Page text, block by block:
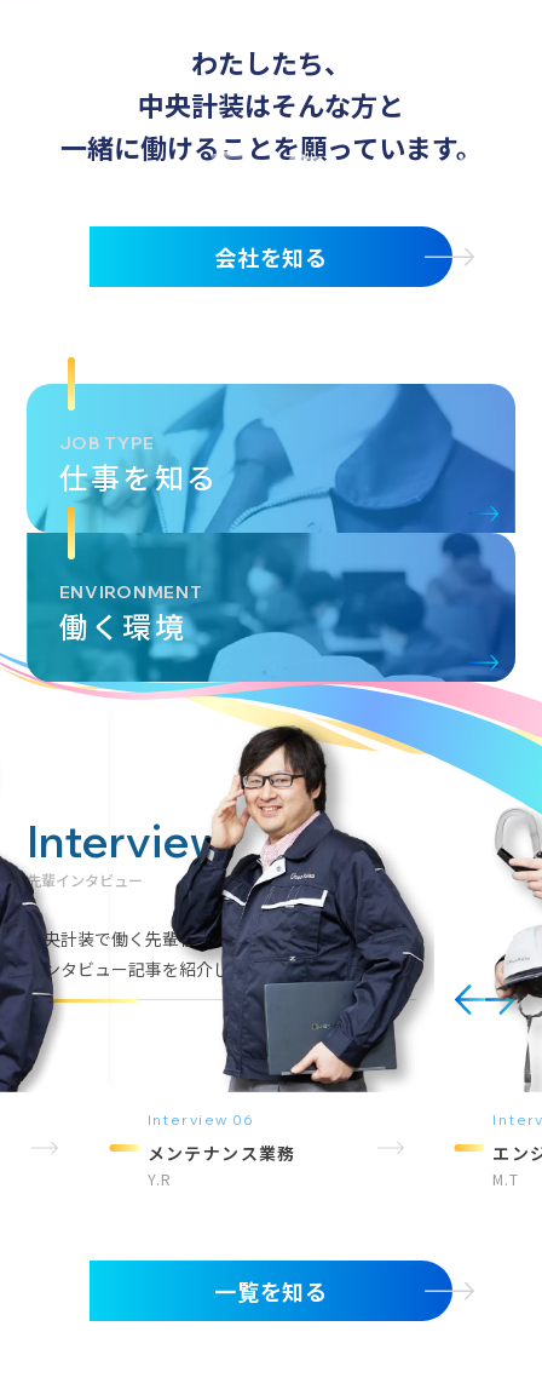
わたしたち、
中央計装はそんな方と
一緒に働けることを願っています。
会社を知る
JOB TYPE
仕事を知る
ENVIRONMENT
働く環境
Interview
先輩インタビュー
中央計装で働く先輩社員の
インタビュー記事を紹介します。
Interview 06
メンテナンス業務
Y.R
エン
M.T
一覧を知る